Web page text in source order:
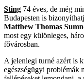
Sting 74 éves, de még
Budapesten is
Matthew Thomas
most egy különleges,
fővárosban.
A jelenlegi turné azért is
egészségügyi problémák